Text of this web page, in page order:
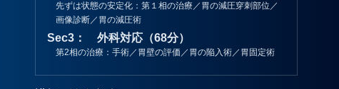
先ずは状態の安定化：第１相の治療／胃の減圧穿刺部位／
画像診断／胃の減圧術
Sec3： 外科対応（68分）
第2相の治療：手術／胃壁の評価／胃の陥入術／胃固定術